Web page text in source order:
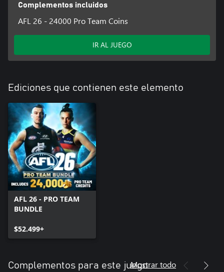
Complementos incluidos
AFL 26 - 24000 Pro Team Coins
IR AL JUEGO
Ediciones que contienen este elemento
AFL 26 - PRO TEAM
BUNDLE
$52.499+
Complementos para este juegoMostrar todo